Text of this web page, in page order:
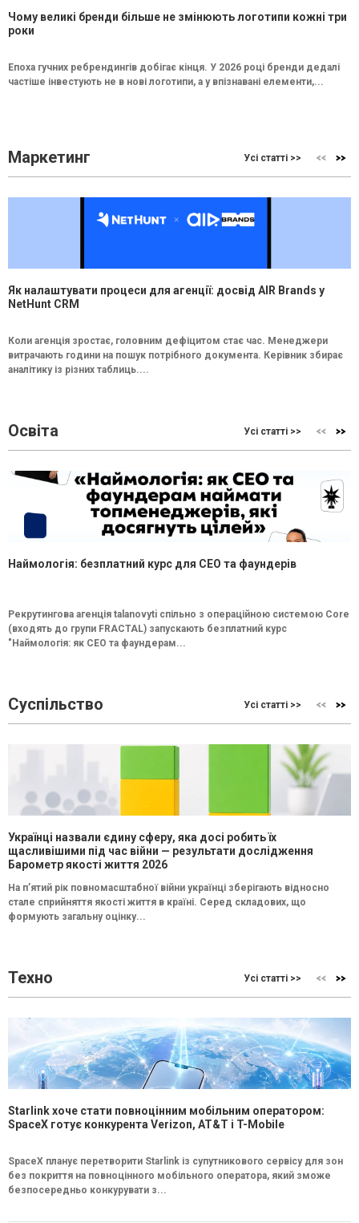
Чому великі бренди більше не змінюють логотипи кожні три
роки
Епоха гучних ребрендингів добігає кінця. У 2026 році бренди дедалі
частіше інвестують не в нові логотипи, а у впізнавані елементи,...
Маркетинг Усі статті >>
Як налаштувати процеси для агенції: досвід AIR Brands у
NetHunt CRM
Коли агенція зростає, головним дефіцитом стає час. Менеджери
витрачають години на пошук потрібного документа. Керівник збирає
аналітику із різних таблиць....
Освіта Усі статті >>
Наймологія: безплатний курс для CEO та фаундерів
Рекрутингова агенція talanovyti спільно з операційною системою Core
(входять до групи FRACTAL) запускають безплатний курс
"Наймологія: як СEO та фаундерам...
Суспільство Усі статті >>
Українці назвали єдину сферу, яка досі робить їх
щасливішими під час війни — результати дослідження
Барометр якості життя 2026
На п’ятий рік повномасштабної війни українці зберігають відносно
стале сприйняття якості життя в країні. Серед складових, що
формують загальну оцінку...
Техно Усі статті >>
Starlink хоче стати повноцінним мобільним оператором:
SpaceX готує конкурента Verizon, AT&T і T-Mobile
SpaceX планує перетворити Starlink із супутникового сервісу для зон
без покриття на повноцінного мобільного оператора, який зможе
безпосередньо конкурувати з...